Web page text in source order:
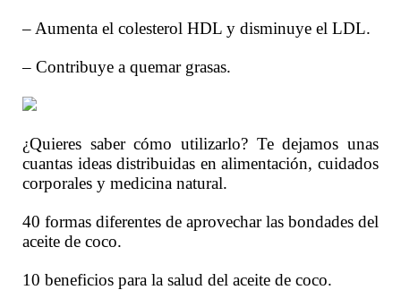
– Aumenta el colesterol HDL y disminuye el LDL.
– Contribuye a quemar grasas.
¿Quieres saber cómo utilizarlo? Te dejamos unas
cuantas ideas distribuidas en alimentación, cuidados
corporales y medicina natural.
40 formas diferentes de aprovechar las bondades del
aceite de coco.
10 beneficios para la salud del aceite de coco.